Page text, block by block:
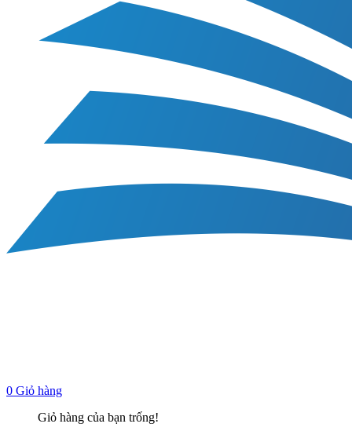
0 Giỏ hàng
Giỏ hàng của bạn trống!